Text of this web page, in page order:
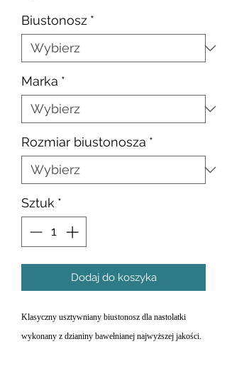
Biustonosz *
Marka *
Rozmiar biustonosza *
Sztuk *
Dodaj do koszyka
Klasyczny usztywniany biustonosz dla nastolatki
wykonany z dzianiny bawełnianej najwyższej jakości.